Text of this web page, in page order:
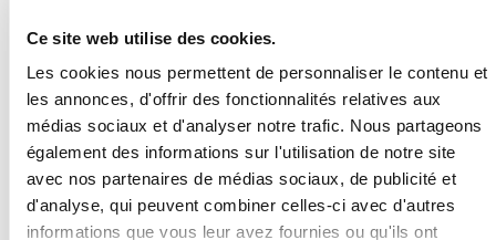
Ce site web utilise des cookies.
Les cookies nous permettent de personnaliser le contenu et
les annonces, d'offrir des fonctionnalités relatives aux
médias sociaux et d'analyser notre trafic. Nous partageons
également des informations sur l'utilisation de notre site
avec nos partenaires de médias sociaux, de publicité et
d'analyse, qui peuvent combiner celles-ci avec d'autres
informations que vous leur avez fournies ou qu'ils ont
mettre en place une plateforme e-commerce ? Mais
comment optimiser votre process ?
CONTACTEZ-NOUS
Laurent Di Carlo